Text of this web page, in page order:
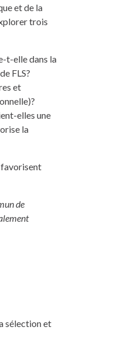
et de la
trois
t-elle dans la
FLS?
et
elles une
la
favorisent
de
sélection et